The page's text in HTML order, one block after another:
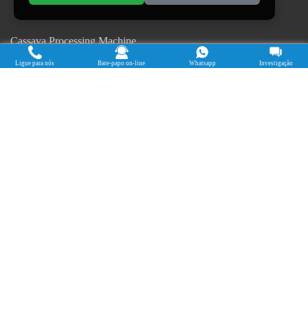
Cassava Processing Machine
Machine De Traitement Du Manioc
Ligue para nós Bate-papo on-line Whatsapp Investigação